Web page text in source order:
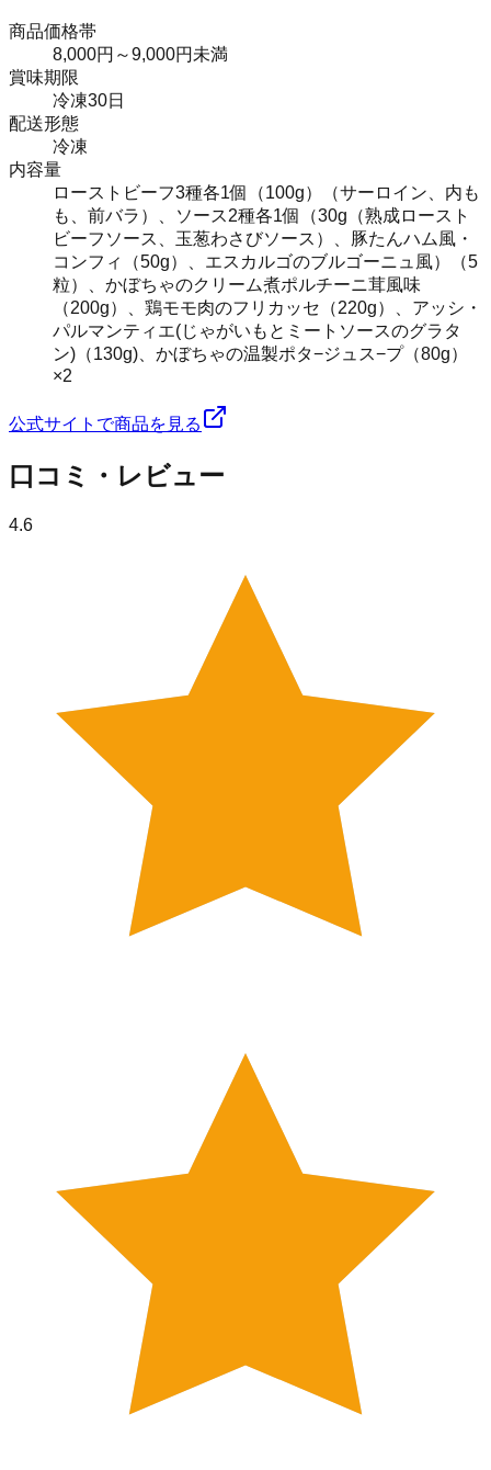
商品価格帯
8,000円～9,000円未満
賞味期限
冷凍30日
配送形態
冷凍
内容量
ローストビーフ3種各1個（100g）（サーロイン、内も
も、前バラ）、ソース2種各1個（30g（熟成ロースト
ビーフソース、玉葱わさびソース）、豚たんハム風・
コンフィ（50g）、エスカルゴのブルゴーニュ風）（5
粒）、かぼちゃのクリーム煮ポルチーニ茸風味
（200g）、鶏モモ肉のフリカッセ（220g）、アッシ・
パルマンティエ(じゃがいもとミートソースのグラタ
ン)（130g)、かぼちゃの温製ポタ−ジュス−プ（80g）
×2
公式サイトで商品を見る
口コミ・レビュー
4.6